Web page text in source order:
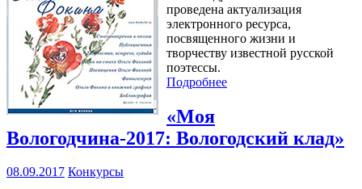
проведена актуализация
электронного ресурса,
посвященного жизни и
творчеству известной русской
поэтессы.
Подробнее
«Моя
Вологодчина-2017: Вологодский клад»
08.09.2017 Конкурсы